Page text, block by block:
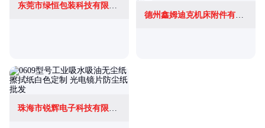
东莞市绿恒包装科技有限公司
德州鑫姆迪克机床附件有限公司